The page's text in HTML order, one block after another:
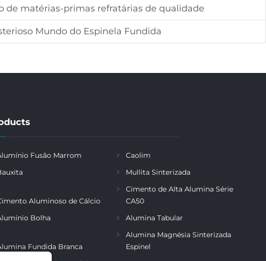
de matérias-primas refratárias de qualidade
Mundo do Espinela Fundida
Fusão Marrom
Caolim
Mullita Sinterizada
Aluminoso de Cálcio
Cimento de Alta Alumina Série
CA50
Bolha
Alumina Tabular
Fundida Branca
Alumina Magnésia Sinterizada
Espinel